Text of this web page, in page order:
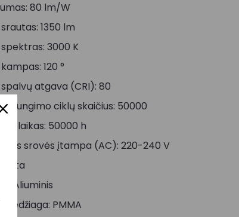
80 lm/W
1350 lm
spektras: 3000 K
120 °
spalvų atgava (CRI): 80
išjungimo ciklų skaičius: 50000
laikas: 50000 h
srovės įtampa (AC): 220-240 V
Balta
Aliuminis
medžiaga: PMMA